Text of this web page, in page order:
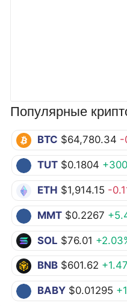
Популярные
BTC $64,780.34 -
TUT $0.1804
ETH $1,914.15 -
MMT $0.2267
SOL $76.01
BNB $601.62
BABY $0.01295